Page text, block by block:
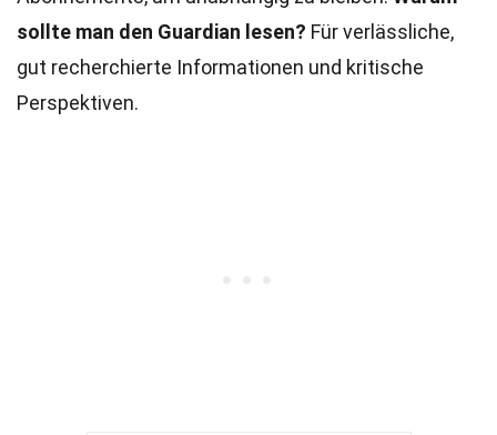
sollte man den Guardian lesen? Für verlässliche,
gut recherchierte Informationen und kritische
Perspektiven.